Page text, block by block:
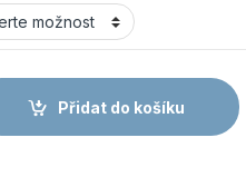
Tričko classic černá množství
Přidat do košíku